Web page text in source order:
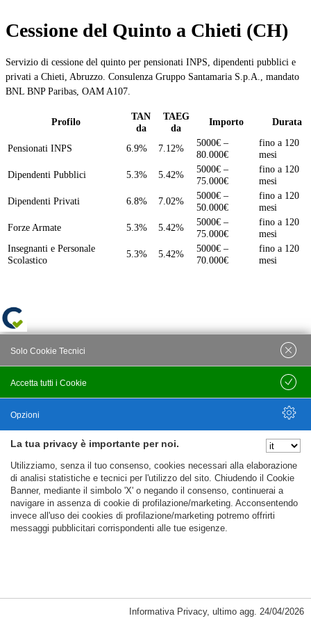
Cessione del Quinto a Chieti (CH)
Servizio di cessione del quinto per pensionati INPS, dipendenti pubblici e
privati a Chieti, Abruzzo. Consulenza Gruppo Santamaria S.p.A., mandato
BNL BNP Paribas, OAM A107.
Profilo
TAN
da
TAEG
da
Importo Durata
Pensionati INPS 6.9% 7.12%
5000€ –
80.000€
fino a 120
mesi
Dipendenti Pubblici
5.3% 5.42%
5000€ –
75.000€
fino a 120
mesi
Dipendenti Privati
6.8% 7.02%
5000€ –
50.000€
fino a 120
mesi
Forze Armate
5.3% 5.42%
5000€ –
75.000€
fino a 120
mesi
Insegnanti e Personale
Scolastico
5.3% 5.42%
5000€ –
70.000€
fino a 120
mesi
La tua privacy è importante per noi.
Utilizziamo, senza il tuo consenso, cookies necessari alla elaborazione
di analisi statistiche e tecnici per l'utilizzo del sito. Chiudendo il Cookie
Banner, mediante il simbolo 'X' o negando il consenso, continuerai a
navigare in assenza di cookie di profilazione/marketing. Acconsentendo
invece all'uso dei cookies di profilazione/marketing potremo offrirti
messaggi pubblicitari corrispondenti alle tue esigenze.
Cookie Necessari, Tecnici di Sessione
Accetta tutti i Cookie
Solo Cookie Tecnici
Salva
Opzioni
Nascondi Opzioni
Informativa Privacy, ultimo agg. 24/04/2026